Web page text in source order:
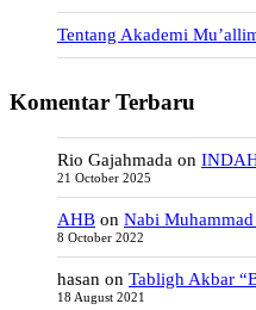
Tentang Akademi
Komentar Terbaru
Rio Gajahmada on
21 October 2025
AHB on Nabi
8 October 2022
hasan on Tabligh Akbar
18 August 2021